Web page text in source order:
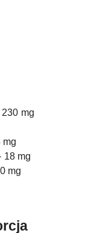
230 mg
mg
18 mg
mg